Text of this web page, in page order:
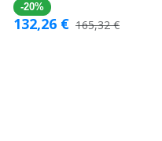
-20%
132,26 € 165,32€